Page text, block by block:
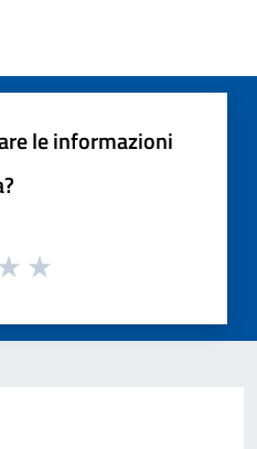
le informazioni